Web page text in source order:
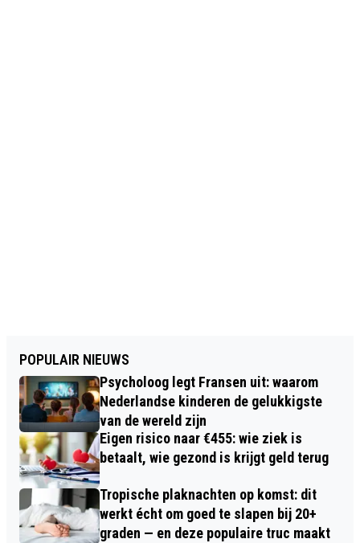
POPULAIR NIEUWS
Psycholoog legt Fransen uit: waarom
Nederlandse kinderen de gelukkigste
van de wereld zijn
Eigen risico naar €455: wie ziek is
betaalt, wie gezond is krijgt geld terug
Tropische plaknachten op komst: dit
werkt écht om goed te slapen bij 20+
graden — en deze populaire truc maakt